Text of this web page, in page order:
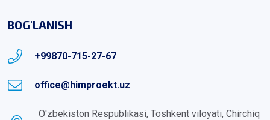
BOG'LANISH
+99870-715-27-67
office@himproekt.uz
O'zbekiston Respublikasi, Toshkent viloyati, Chirchiq